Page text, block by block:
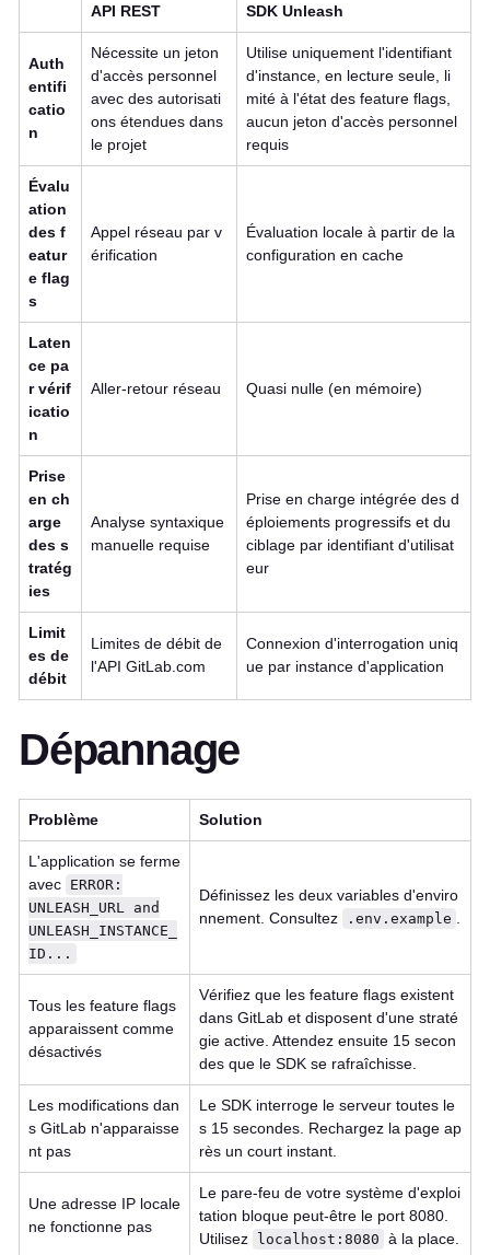
API REST SDK Unleash
Auth
entifi
catio
n
Nécessite un jeton
d'accès personnel
avec des autorisati
ons étendues dans
le projet
Utilise uniquement l'identifiant
d'instance, en lecture seule, li
mité à l'état des feature flags,
aucun jeton d'accès personnel
requis
Évalu
ation
des f
eatur
e flag
s
Appel réseau par v
érification
Évaluation locale à partir de la
configuration en cache
Laten
ce pa
r vérif
icatio
n
Aller-retour réseau Quasi nulle (en mémoire)
Prise
en ch
arge
des s
tratég
ies
Analyse syntaxique
manuelle requise
Prise en charge intégrée des d
éploiements progressifs et du
ciblage par identifiant d'utilisat
eur
Limit
es de
débit
Limites de débit de
l'API GitLab.com
Connexion d'interrogation uniq
ue par instance d'application
Dépannage
Problème Solution
L'application se ferme
avec ERROR:
UNLEASH_URL and
UNLEASH_INSTANCE_
ID...
Définissez les deux variables d'enviro
nnement. Consultez
.env.example
Tous les feature flags
apparaissent comme
désactivés
Vérifiez que les feature flags existent
dans GitLab et disposent d'une straté
gie active. Attendez ensuite 15 secon
des que le SDK se rafraîchisse.
Les modifications dan
s GitLab n'apparaisse
nt pas
Le SDK interroge le serveur toutes le
s 15 secondes. Rechargez la page ap
rès un court instant.
Une adresse IP locale
ne fonctionne pas
Le pare-feu de votre système d'exploi
tation bloque peut-être le port 8080.
Utilisez
localhost:8080 à la place.